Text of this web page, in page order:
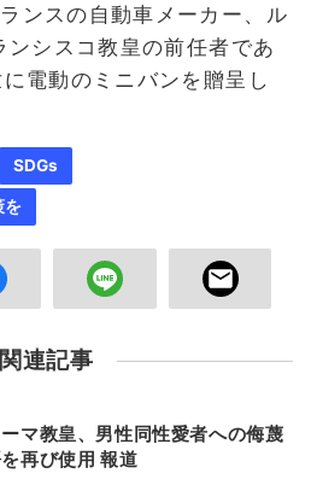
ンスの自動車メーカー、ル
ンシスコ教皇の前任者であ
電動のミニバンを贈呈し
SDGs
を
関連記事
ーマ教皇、男性同性愛者への侮蔑
再び使用 報道